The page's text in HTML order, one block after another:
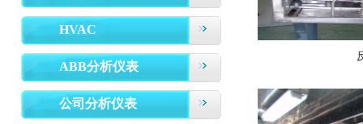
HVAC
ABB分析仪表
公司分析仪表